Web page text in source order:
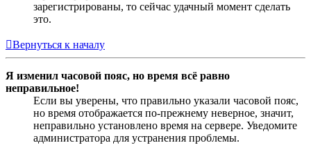
зарегистрированы, то сейчас удачный момент сделать
это.
Вернуться к началу
Я изменил часовой пояс, но время всё равно
неправильное!
Если вы уверены, что правильно указали часовой пояс,
но время отображается по-прежнему неверное, значит,
неправильно установлено время на сервере. Уведомите
администратора для устранения проблемы.